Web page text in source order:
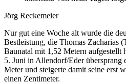
Jörg Reckemeier
Nur gut eine Woche alt wurde die
Bestleistung, die Thomas Zacharias
Baunatal mit 1,52 Metern aufgestellt
5. Juni in Allendorf/Eder übersprang
Meter und steigerte damit seine erst
einen Zentimeter.